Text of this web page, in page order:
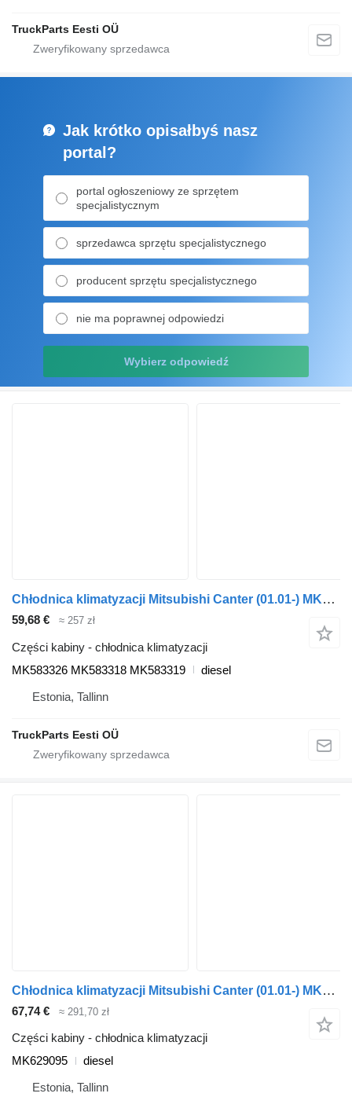
TruckParts Eesti OÜ
Jak krótko opisałbyś nasz
portal?
portal ogłoszeniowy ze sprzętem
specjalistycznym
sprzedawca sprzętu specjalistycznego
producent sprzętu specjalistycznego
nie ma poprawnej odpowiedzi
Wybierz odpowiedź
Chłodnica klimatyzacji Mitsubishi Canter (01.01-) MK583326 do ciągnika siodłowego Mitsubishi Canter (2001-)
59,68 € ≈ 257 zł
Części kabiny - chłodnica klimatyzacji
MK583326 MK583318 MK583319
diesel
Estonia, Tallinn
TruckParts Eesti OÜ
Chłodnica klimatyzacji Mitsubishi Canter (01.01-) MK629095 do ciągnika siodłowego Mitsubishi Canter (2001-)
67,74 € ≈ 291,70 zł
Części kabiny - chłodnica klimatyzacji
MK629095
diesel
Estonia, Tallinn